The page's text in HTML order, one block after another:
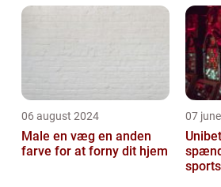
06 august 2024
Male en væg en anden
farve for at forny dit hjem
07